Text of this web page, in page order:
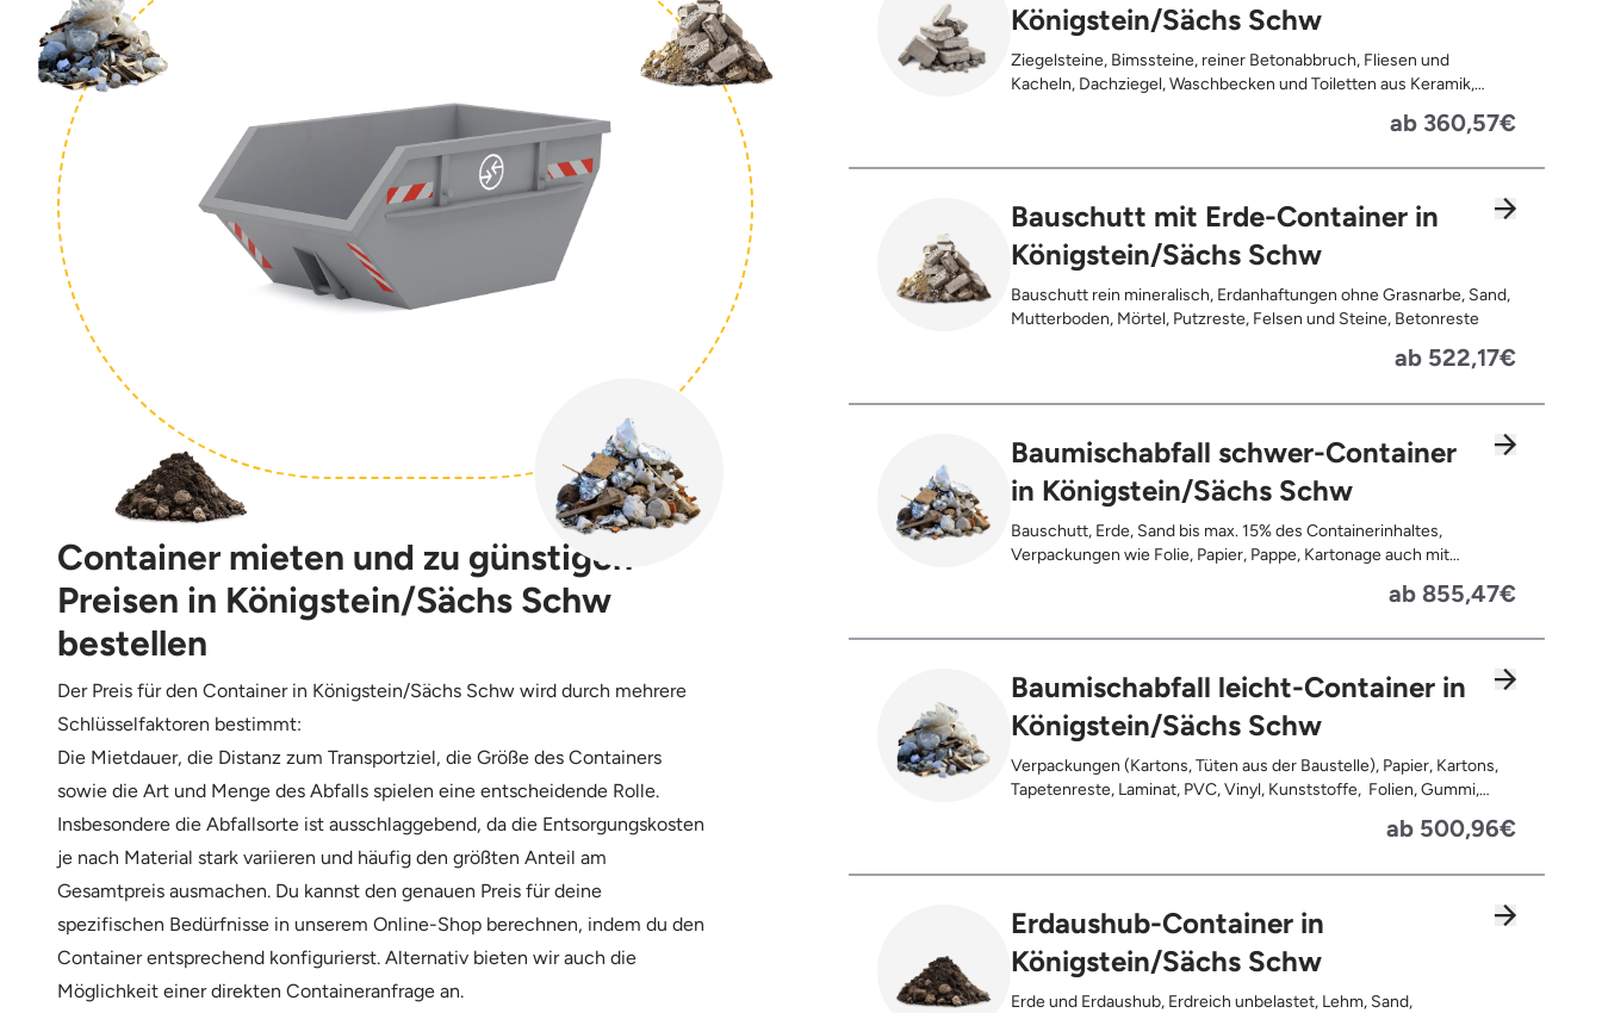
Container mieten und zu günstigen
Preisen in Königstein/Sächs Schw
bestellen
Der Preis für den Container in Königstein/Sächs Schw wird durch mehrere
Schlüsselfaktoren bestimmt:
Die Mietdauer, die Distanz zum Transportziel, die Größe des Containers
sowie die Art und Menge des Abfalls spielen eine entscheidende Rolle.
Insbesondere die Abfallsorte ist ausschlaggebend, da die Entsorgungskosten
je nach Material stark variieren und häufig den größten Anteil am
Gesamtpreis ausmachen. Du kannst den genauen Preis für deine
spezifischen Bedürfnisse in unserem Online-Shop berechnen, indem du den
Container entsprechend konfigurierst. Alternativ bieten wir auch die
Möglichkeit einer direkten Containeranfrage an.
Königstein/Sächs Schw
Ziegelsteine, Bimssteine, reiner Betonabbruch, Fliesen und
Kacheln, Dachziegel, Waschbecken und Toiletten aus Keramik,
ab 360,57€
Bauschutt mit Erde-Container in
Königstein/Sächs Schw
Bauschutt rein mineralisch, Erdanhaftungen ohne Grasnarbe, Sand,
Mutterboden, Mörtel, Putzreste, Felsen und Steine, Betonreste
ab 522,17€
Baumischabfall schwer-Container
in Königstein/Sächs Schw
Bauschutt, Erde, Sand bis max. 15% des Containerinhaltes,
Verpackungen wie Folie, Papier, Pappe, Kartonage auch mit
Kunststoffe, Gummi, Styropor, Holz (z.B. Spanplatten, Bauholz,
Innenbereich, Restentleerte Gebinde wie Dosen, Fässer, Eimer,
Sauerkrautplatten
ab 855,47€
Baumischabfall leicht-Container in
Königstein/Sächs Schw
Verpackungen (Kartons, Tüten aus der Baustelle), Papier, Kartons,
Tapetenreste, Laminat, PVC, Vinyl, Kunststoffe, Folien, Gummi,
Teppiche, Gardinen, Gipswände/ Trockenbauwände, Metalle,
max. 5% des gesamten Containerinhalts
ab 500,96€
Erdaushub-Container in
Königstein/Sächs Schw
Erde und Erdaushub, Erdreich unbelastet, Lehm, Sand,